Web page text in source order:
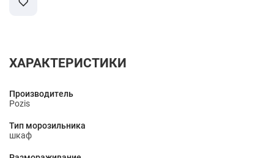
ХАРАКТЕРИСТИКИ
Производитель
Pozis
Тип морозильника
шкаф